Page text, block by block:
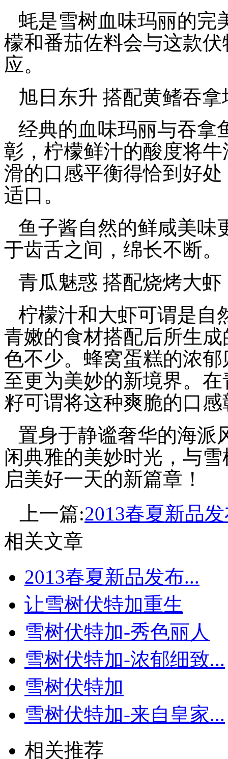
蚝是雪树血味玛丽的完
檬和番茄佐料会与这款
应。
旭日东升 搭配黄鳍吞拿
经典的血味玛丽与吞拿
彰，柠檬鲜汁的酸度将
滑的口感平衡得恰到好
适口。
鱼子酱自然的鲜咸美味
于齿舌之间，绵长不断。
青瓜魅惑 搭配烧烤大虾
柠檬汁和大虾可谓是自
青嫩的食材搭配后所生
色不少。蜂窝蛋糕的浓
至更为美妙的新境界。
籽可谓将这种爽脆的口
置身于静谧奢华的海派
闲典雅的美妙时光，与
启美好一天的新篇章！
上一篇:2013春夏新品
相关文章
2013春夏新品发布...
让雪树伏特加重生
雪树伏特加-秀色丽人
雪树伏特加-浓郁细致...
雪树伏特加
雪树伏特加-来自皇家...
相关推荐